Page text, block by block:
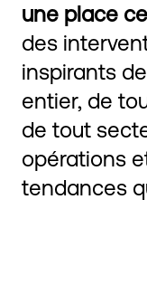
une place
des
inspirants
entier, de
de tout
opérations
tendances